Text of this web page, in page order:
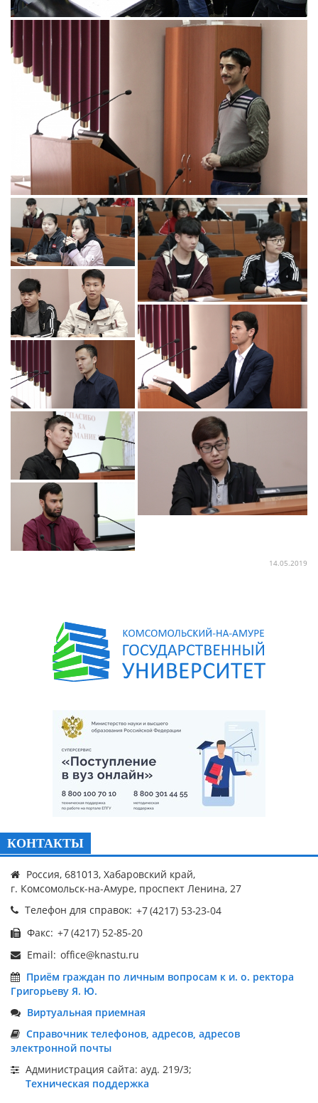
14.05.2019
КОНТАКТЫ
Россия, 681013, Хабаровский край,
г. Комсомольск-на-Амуре, проспект Ленина, 27
Телефон для справок:
Факс:
Email:
Приём граждан по личным вопросам к и. о. ректора
Григорьеву Я. Ю.
Виртуальная приемная
Справочник телефонов, адресов, адресов
электронной почты
Администрация сайта: ауд. 219/3;
Техническая поддержка